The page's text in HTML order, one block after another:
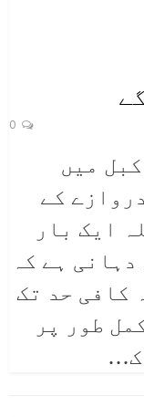
میں
کے
ایک بار
ہے کہ
کافی حد تک
طور پر
…